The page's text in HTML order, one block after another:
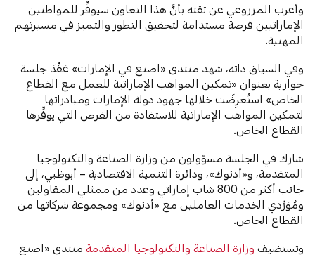
وأعرب المزروعي عن ثقته بأنَّ هذا التعاون سيوفِّر للمواطنين
الإماراتيين فرصة مستدامة لتحقيق التطور والتميز في مسيرتهم
المهنية.
وفي السياق ذاته، شهد منتدى «اصنع في الإمارات» عَقْدَ جلسة
حوارية بعنوان «تمكين المواهب الإماراتية للعمل مع القطاع
الخاص» استُعرِضَت خلالها جهود دولة الإمارات ومبادراتها
لتمكين المواهب الإماراتية للاستفادة من الفرص التي يوفِّرها
القطاع الخاص.
شارك في الجلسة مسؤولون من وزارة الصناعة والتكنولوجيا
المتقدمة، و«أدنوك»، ودائرة التنمية الاقتصادية – أبوظبي، إلى
جانب أكثر من 800 شاب إماراتي وعدد من ممثلي المقاولين
ومُوَرِّدي الخدمات العاملين مع «أدنوك» ومجموعة شركاتها من
القطاع الخاص.
وتستضيفوزارة الصناعة والتكنولوجيا المتقدمةمنتدى «اصنع